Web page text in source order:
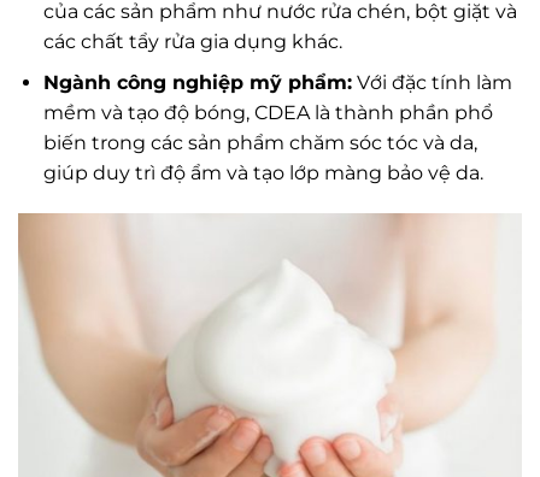
của các sản phẩm như nước rửa chén, bột giặt và
các chất tẩy rửa gia dụng khác.
Ngành công nghiệp mỹ phẩm:Với đặc tính làm
mềm và tạo độ bóng, CDEA là thành phần phổ
biến trong các sản phẩm chăm sóc tóc và da,
giúp duy trì độ ẩm và tạo lớp màng bảo vệ da.